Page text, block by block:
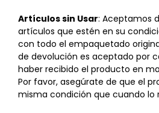
Artículos sin Usar: Aceptamos
artículos que estén en su
con todo el empaquetado
de devolución es aceptado por
haber recibido el producto en
Por favor, asegúrate de que el
misma condición que cuando lo